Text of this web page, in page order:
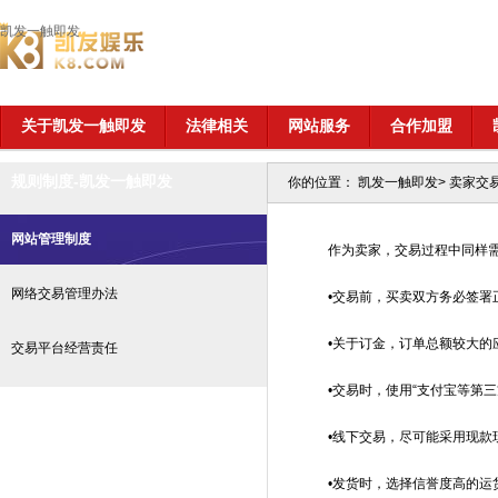
凯发一触即发
关于凯发一触即发 法律相关 网站服务 合作加盟
网站管理制度
网络交易管理办法
交易平台经营责任
你的位置： 凯发一触即发> 卖家交
作为卖家，交易过程中同样
•交易前，买卖双方务必签
•关于订金，订单总额较大
•交易时，使用“支付宝等第
•线下交易，尽可能采用现
•发货时，选择信誉度高的